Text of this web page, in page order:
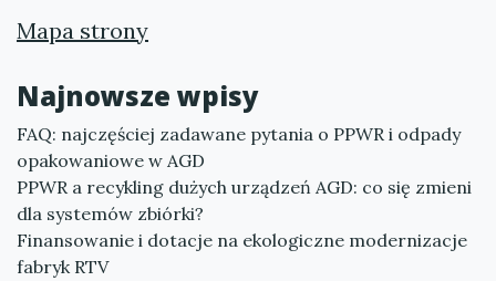
Mapa strony
Najnowsze wpisy
FAQ: najczęściej zadawane pytania o PPWR i odpady
opakowaniowe w AGD
PPWR a recykling dużych urządzeń AGD: co się zmieni
dla systemów zbiórki?
Finansowanie i dotacje na ekologiczne modernizacje
fabryk RTV